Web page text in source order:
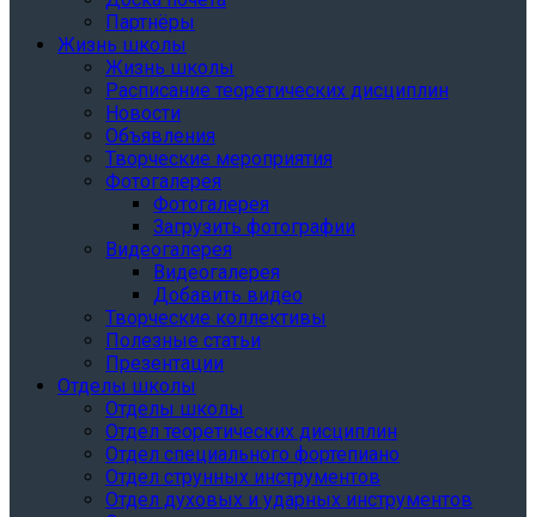
Партнёры
Жизнь школы
Жизнь школы
Расписание теоретических дисциплин
Новости
Объявления
Творческие мероприятия
Фотогалерея
Фотогалерея
Загрузить фотографии
Видеогалерея
Видеогалерея
Добавить видео
Творческие коллективы
Полезные статьи
Презентации
Отделы школы
Отделы школы
Отдел теоретических дисциплин
Отдел специального фортепиано
Отдел струнных инструментов
Отдел духовых и ударных инструментов